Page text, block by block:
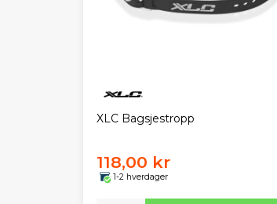
XLC Bagsjestropp
118,00 kr
1-2 hverdager